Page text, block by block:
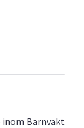
inom Barnvakt